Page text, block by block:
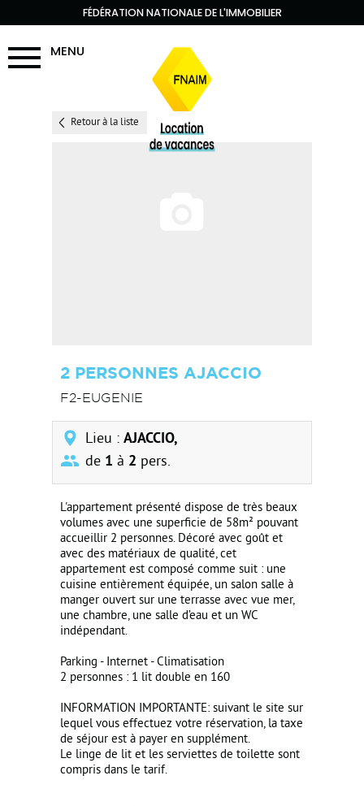
FÉDÉRATION NATIONALE DE L'IMMOBILIER
MENU
Retour à la liste
2 PERSONNES AJACCIO
F2-EUGENIE
Lieu : AJACCIO,
de 1 à 2 pers.
L'appartement présenté dispose de très beaux
volumes avec une superficie de 58m² pouvant
accueillir 2 personnes. Décoré avec goût et
avec des matériaux de qualité, cet
appartement est composé comme suit : une
cuisine entièrement équipée, un salon salle à
manger ouvert sur une terrasse avec vue mer,
une chambre, une salle d’eau et un WC
indépendant.
Parking - Internet - Climatisation
2 personnes : 1 lit double en 160
INFORMATION IMPORTANTE: suivant le site sur
lequel vous effectuez votre réservation, la taxe
de séjour est à payer en supplément.
Le linge de lit et les serviettes de toilette sont
compris dans le tarif.